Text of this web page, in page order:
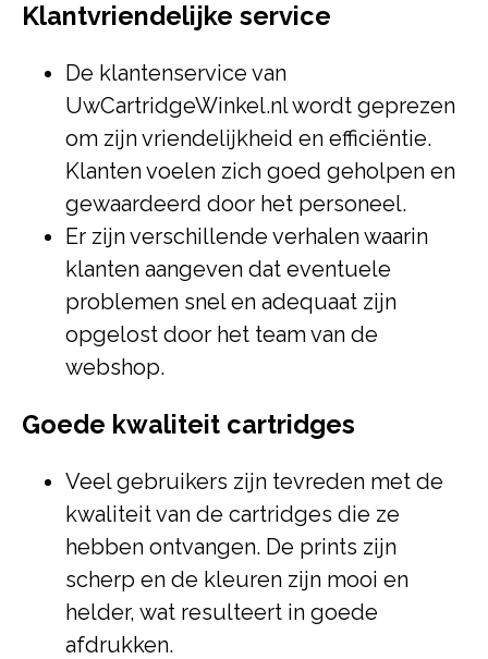
Klantvriendelijke service
De klantenservice van
UwCartridgeWinkel.nl wordt geprezen
om zijn vriendelijkheid en efficiëntie.
Klanten voelen zich goed geholpen en
gewaardeerd door het personeel.
Er zijn verschillende verhalen waarin
klanten aangeven dat eventuele
problemen snel en adequaat zijn
opgelost door het team van de
webshop.
Goede kwaliteit cartridges
Veel gebruikers zijn tevreden met de
kwaliteit van de cartridges die ze
hebben ontvangen. De prints zijn
scherp en de kleuren zijn mooi en
helder, wat resulteert in goede
afdrukken.